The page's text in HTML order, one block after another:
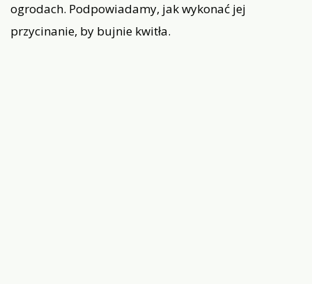
ogrodach. Podpowiadamy, jak wykonać jej
przycinanie, by bujnie kwitła.